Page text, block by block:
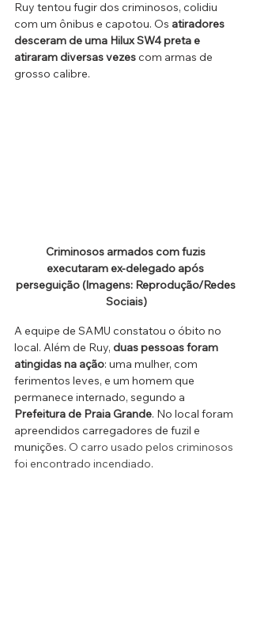
Ruy tentou fugir dos criminosos, colidiu
com um ônibus e capotou. Os atiradores
desceram de uma Hilux SW4 preta e
atiraram diversas vezes com armas de
grosso calibre.
Criminosos armados com fuzis
executaram ex-delegado após
perseguição (Imagens: Reprodução/Redes
Sociais)
A equipe de SAMU constatou o óbito no
local. Além de Ruy, duas pessoas foram
atingidas na ação: uma mulher, com
ferimentos leves, e um homem que
permanece internado, segundo a
Prefeitura de Praia Grande. No local foram
apreendidos carregadores de fuzil e
munições. O carro usado pelos criminosos
foi encontrado incendiado.